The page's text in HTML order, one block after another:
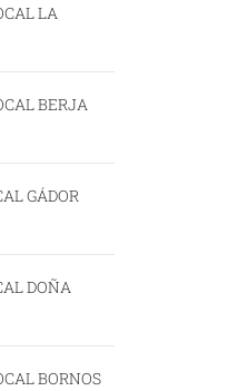
LA
BERJA
GÁDOR
DOÑA
BORNOS